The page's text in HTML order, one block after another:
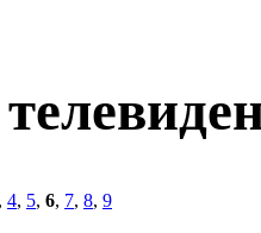
, 4, 5, 6, 7, 8, 9